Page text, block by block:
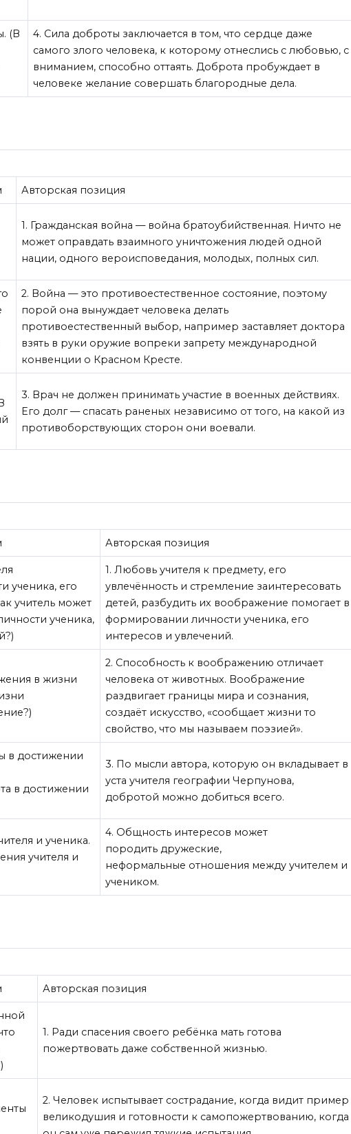
(В
4. Сила доброты заключается в том, что сердце даже
самого злого человека, к которому отнеслись с любовью, с
вниманием, способно оттаять. Доброта пробуждает в
человеке желание совершать благородные дела.
Авторская позиция
1. Гражданская война — война братоубийственная. Ничто не
может оправдать взаимного уничтожения людей одной
нации, одного вероисповедания, молодых, полных сил.
2. Война — это противоестественное состояние, поэтому
порой она вынуждает человека делать
противоестественный выбор, например заставляет доктора
взять в руки оружие вопреки запрету международной
конвенции о Красном Кресте.
3. Врач не должен принимать участие в военных действиях.
Его долг — спасать раненых независимо от того, на какой из
противоборствующих сторон они воевали.
Авторская позиция
ученика, его
учитель может
ученика,
1. Любовь учителя к предмету, его
увлечённость и стремление заинтересовать
детей, разбудить их воображение помогает в
формировании личности ученика, его
интересов и увлечений.
в жизни
2. Способность к воображению отличает
человека от животных. Воображение
раздвигает границы мира и сознания,
создаёт искусство, «сообщает жизни то
свойство, что мы называем поэзией».
в достижении
в достижении
3. По мысли автора, которую он вкладывает в
уста учителя географии Черпунова,
добротой можно добиться всего.
и ученика.
учителя и
4. Общность интересов может
породить дружеские,
неформальные отношения между учителем и
учеником.
Авторская позиция
1. Ради спасения своего ребёнка мать готова
пожертвовать даже собственной жизнью.
2. Человек испытывает сострадание, когда видит пример
великодушия и готовности к самопожертвованию, когда